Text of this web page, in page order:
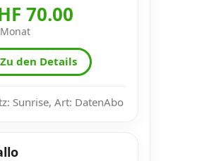
70.00
Zu den Details
Sunrise, Art: DatenAbo